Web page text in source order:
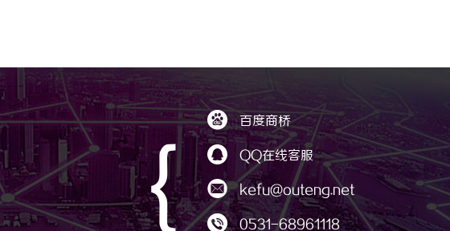
｛
 百度商桥
 QQ在线客服
 kefu@outeng.net
 0531-68961118